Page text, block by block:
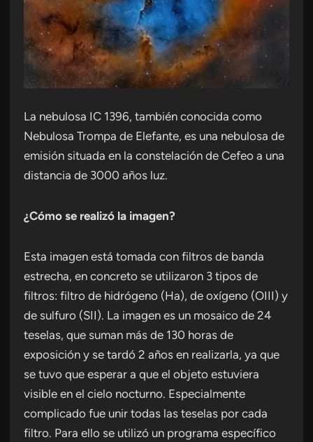
La nebulosa IC 1396, también conocida como
Nebulosa Trompa de Elefante, es una nebulosa de
emisión situada en la constelación de Cefeo a una
distancia de 3000 años luz.
¿Cómo se realizó la imagen?
Esta imagen está tomada con filtros de banda
estrecha, en concreto se utilizaron 3 tipos de
filtros: filtro de hidrógeno (Ha), de oxígeno (OIII) y
de sulfuro (SII). La imagen es un mosaico de 24
teselas, que suman más de 130 horas de
exposición y se tardó 2 años en realizarla, ya que
se tuvo que esperar a que el objeto estuviera
visible en el cielo nocturno. Especialmente
complicado fue unir todas las teselas por cada
filtro. Para ello se utilizó un programa específico